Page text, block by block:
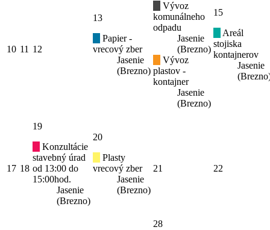
10 11 12
13
Papier -
vrecový zber
Jasenie
(Brezno)
Vývoz
komunálneho
odpadu
Jasenie
(Brezno)
Vývoz
plastov -
kontajner
Jasenie
(Brezno)
15
Areál
stojiska
kontajnerov
Jasenie
17 18
19
Konzultácie
stavebný úrad
od 13:00 do
15:00hod.
Jasenie
(Brezno)
20
Plasty
vrecový zber
Jasenie
(Brezno)
21 22
28